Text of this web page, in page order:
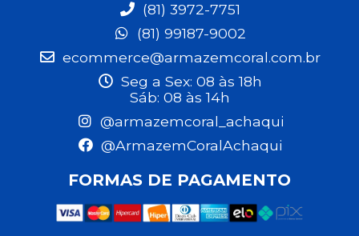
(81) 3972-7751
(81) 99187-9002
ecommerce@armazemcoral.com.br
Seg a Sex: 08 às 18h
Sáb: 08 às 14h
@armazemcoral_achaqui
@ArmazemCoralAchaqui
FORMAS DE PAGAMENTO